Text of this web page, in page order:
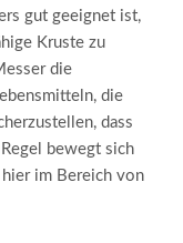
gut geeignet ist,
Kruste zu
die
die
dass
bewegt sich
im Bereich von